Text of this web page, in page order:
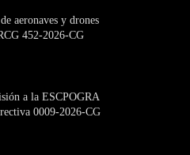
aeronaves y drones
452-2026-CG
a la ESCPOGRA
0009-2026-CG